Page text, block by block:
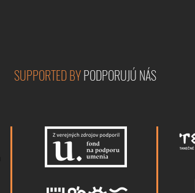
SUPPORTED BYPODPORUJÚ NÁS